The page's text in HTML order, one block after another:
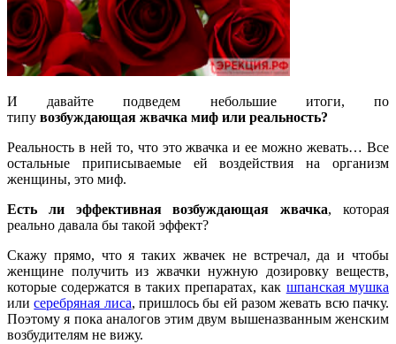
И давайте подведем небольшие итоги, по
типу возбуждающая жвачка миф или реальность?
Реальность в ней то, что это жвачка и ее можно жевать… Все
остальные приписываемые ей воздействия на организм
женщины, это миф.
Есть ли эффективная возбуждающая жвачка, которая
реально давала бы такой эффект?
Скажу прямо, что я таких жвачек не встречал, да и чтобы
женщине получить из жвачки нужную дозировку веществ,
которые содержатся в таких препаратах, как шпанская мушка
илисеребряная лиса, пришлось бы ей разом жевать всю пачку.
Поэтому я пока аналогов этим двум вышеназванным женским
возбудителям не вижу.